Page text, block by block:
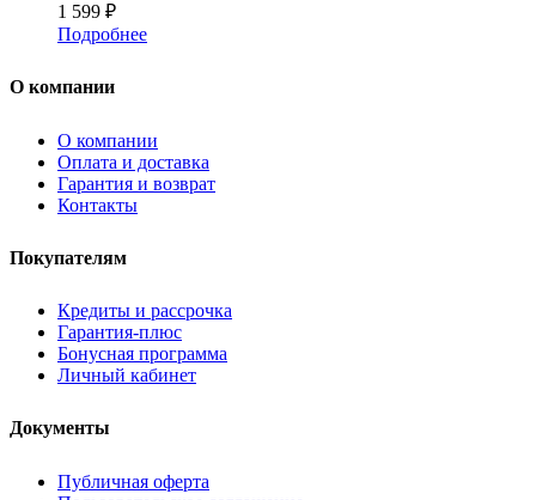
1 599 ₽
Подробнее
О компании
О компании
Оплата и доставка
Гарантия и возврат
Контакты
Покупателям
Кредиты и рассрочка
Гарантия-плюс
Бонусная программа
Личный кабинет
Документы
Публичная оферта